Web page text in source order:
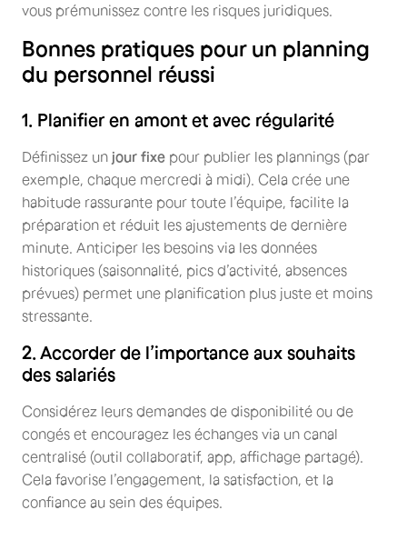
vous prémunissez contre les risques juridiques.
Bonnes pratiques pour un planning
du personnel réussi
1. Planifier en amont et avec régularité
Définissez un jour fixe pour publier les plannings (par
exemple, chaque mercredi à midi). Cela crée une
habitude rassurante pour toute l’équipe, facilite la
préparation et réduit les ajustements de dernière
minute. Anticiper les besoins via les données
historiques (saisonnalité, pics d’activité, absences
prévues) permet une planification plus juste et moins
stressante.
2. Accorder de l’importance aux souhaits
des salariés
Considérez leurs demandes de disponibilité ou de
congés et encouragez les échanges via un canal
centralisé (outil collaboratif, app, affichage partagé).
Cela favorise l’engagement, la satisfaction, et la
confiance au sein des équipes.